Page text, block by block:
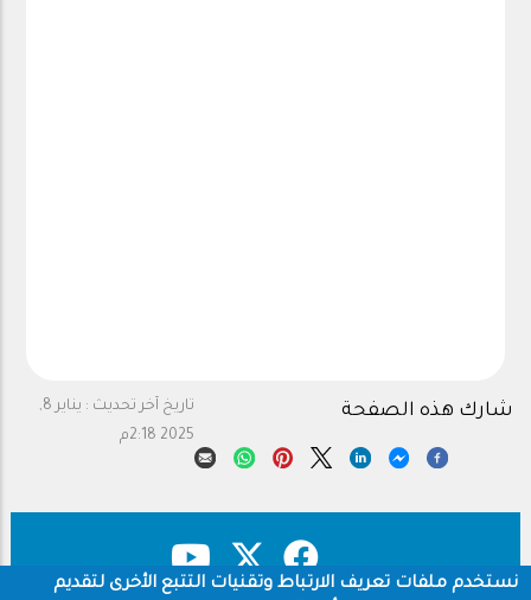
تاريخ آخر تحديث :
يناير 8,
2025 2:18م
شارك هذه الصفحة
نستخدم ملفات تعريف الارتباط وتقنيات التتبع الأخرى لتقديم